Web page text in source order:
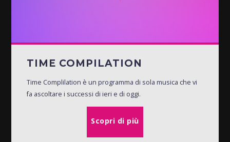
TIME COMPILATION
Time Complilation è un programma di sola musica che vi
fa ascoltare i successi di ieri e di oggi.
Scopri di più